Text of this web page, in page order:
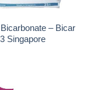
– Bicar
Singapore